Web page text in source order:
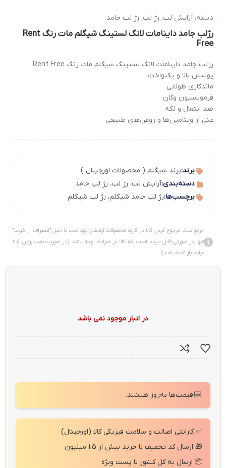
دسته: آرایش لب, رژ لب, رژ لب جامد
رژلب جامد داینامات لانگ لستینگ شیگلم مات رنگ Rent
Free
رژلب جامد داینامات لانگ لستینگ شیگلم مات رنگ Rent Free
پوشش بالا و یکنواخت
ماندگاری طولانی
فرمولاسیون وگان
ضد انتقال و لکه
غنی از ویتامین‌ها و روغن‌های طبیعی
برند:برند شیگلم ( محصولات اورجینال )
دسته‌بندی:آرایش لب، رژ لب، رژ لب جامد
برچسب‌ها:رژ لب جامد شیگلم، رژ لب شیگلم
درخواست مرجوع کردن کالا در گروه محصولات آرایشی بهداشت با دلیل "انصراف از خرید"
تنها در صورتی قابل تایید است که کالا در شرایط اولیه باشد (در صورت پلمپ بودن، کالا
نباید باز شده باشد).
در انبار موجود نمی باشد
📅قیمت‌ها به‌روز هستند.
✅ گارانتی اصالت و سلامت فیزیکی کالا (اورجینال)
🎁 ارسال کد تخفیف با خرید بیش از 1.5 میلیون
📦 ارسال به کل کشور با پست ویژه